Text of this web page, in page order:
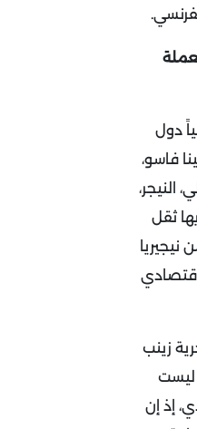
دول
فاسو،
النيجر،
ثقل
زينب
ليست
إذ إن